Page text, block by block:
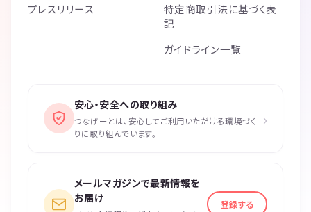
プレスリリース
特定商取引法に基づく表
記
ガイドライン一覧
安心・安全への取り組み
つなげーとは、安心してご利用いただける環境づく
りに取り組んでいます。
›
メールマガジンで最新情報を
お届け
登録する